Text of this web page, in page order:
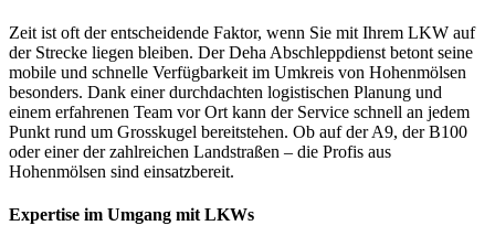
Zeit ist oft der entscheidende Faktor, wenn Sie mit Ihrem LKW auf
der Strecke liegen bleiben. Der Deha Abschleppdienst betont seine
mobile und schnelle Verfügbarkeit im Umkreis von Hohenmölsen
besonders. Dank einer durchdachten logistischen Planung und
einem erfahrenen Team vor Ort kann der Service schnell an jedem
Punkt rund um Grosskugel bereitstehen. Ob auf der A9, der B100
oder einer der zahlreichen Landstraßen – die Profis aus
Hohenmölsen sind einsatzbereit.
Expertise im Umgang mit LKWs